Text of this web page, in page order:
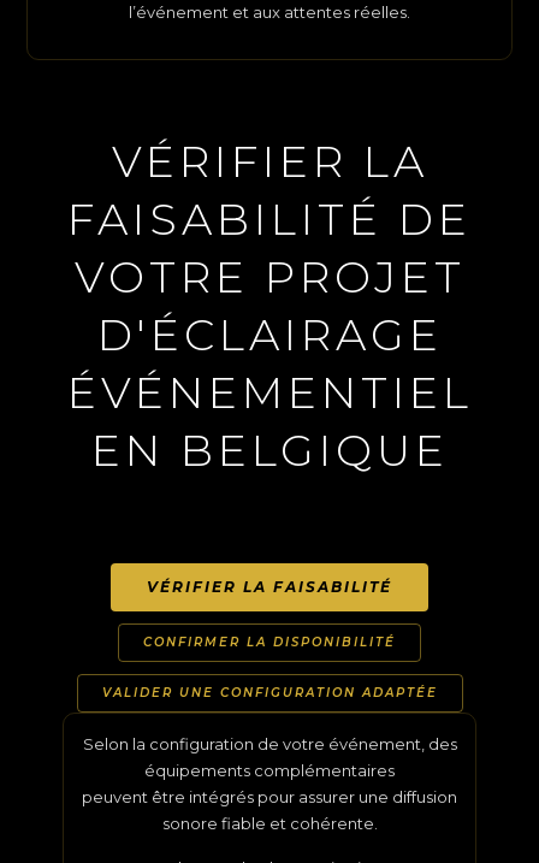
l’événement et aux attentes réelles.
VÉRIFIER LA
FAISABILITÉ DE
VOTRE PROJET
D'ÉCLAIRAGE
ÉVÉNEMENTIEL
EN BELGIQUE
VÉRIFIER LA FAISABILITÉ
CONFIRMER LA DISPONIBILITÉ
VALIDER UNE CONFIGURATION ADAPTÉE
Selon la configuration de votre événement, des
équipements complémentaires
peuvent être intégrés pour assurer une diffusion
sonore fiable et cohérente.